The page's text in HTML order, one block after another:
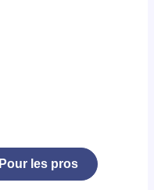
Pour les pros